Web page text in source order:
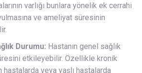
varlığı bunlara yönelik ek cerrahi
ve ameliyat süresinin
Durumu: Hastanın genel sağlık
etkileyebilir. Özellikle kronik
hastalarda veya yaşlı hastalarda